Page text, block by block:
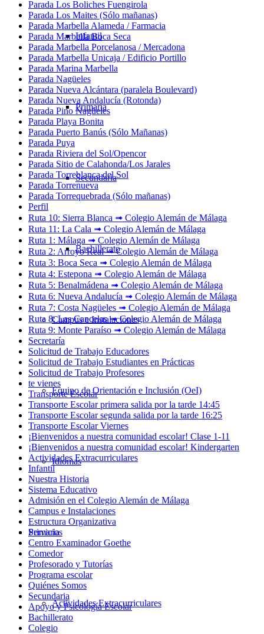
Infantil
Primaria
Secundaria
Bachillerato
Campus e Instalaciones
Equipo de Orientación e Inclusión (OeI)
Idiomas
Servicios
Actividades Extracurriculares
Parada Los Boliches Fuengirola
Parada Los Maites (Sólo mañanas)
Parada Marbella Alameda / Farmacia
Parada Marbella Boca Seca
Parada Marbella Porcelanosa / Mercadona
Parada Marbella Unicaja / Edificio Portillo
Parada Marina Marbella
Parada Nagüeles
Parada Nueva Alcántara (paralela Boulevard)
Parada Nueva Andalucía (Rotonda)
Parada Pino Nagüeles
Parada Playa Bonita
Parada Puerto Banús (Sólo Mañanas)
Parada Puya
Parada Riviera del Sol/Opencor
Parada Sitio de Calahonda/Los Jarales
Parada Torreblanca del Sol
Parada Torrenueva
Parada Torrequebrada (Sólo mañanas)
Perfil
Ruta 10: Sierra Blanca ➟ Colegio Alemán de Málaga
Ruta 11: La Cala ➟ Colegio Alemán de Málaga
Ruta 1: Málaga ➟ Colegio Alemán de Málaga
Ruta 2: Arroyo Real ➟ Colegio Alemán de Málaga
Ruta 3: Boca Seca ➟ Colegio Alemán de Málaga
Ruta 4: Estepona ➟ Colegio Alemán de Málaga
Ruta 5: Benalmádena ➟ Colegio Alemán de Málaga
Ruta 6: Nueva Andalucía ➟ Colegio Alemán de Málaga
Ruta 7: Costa Nagüeles ➟ Colegio Alemán de Málaga
Ruta 8: Las Cancelas ➟ Colegio Alemán de Málaga
Ruta 9: Monte Paraíso ➟ Colegio Alemán de Málaga
Secretaría
Solicitud de Trabajo Educadores
Solicitud de Trabajo Estudiantes en Prácticas
Solicitud de Trabajo Profesores
te vienes
Transporte Escolar
Transporte Escolar primera salida por la tarde 14:45
Transporte Escolar segunda salida por la tarde 16:25
Transporte Escolar Viernes
¡Bienvenidos a nuestra comunidad escolar! Clase 1-11
¡Bienvenidos a nuestra comunidad escolar! Kindergarten
Actividades Extracurriculares
Infantil
Nuestra Historia
Sistema Educativo
Admisión en el Colegio Alemán de Málaga
Campus e Instalaciones
Estructura Organizativa
Primaria
Centro Examinador Goethe
Comedor
Profesorado y Tutorías
Programa escolar
Quiénes Somos
Secundaria
Apoyo y Psicología Escolar
Bachillerato
Colegio